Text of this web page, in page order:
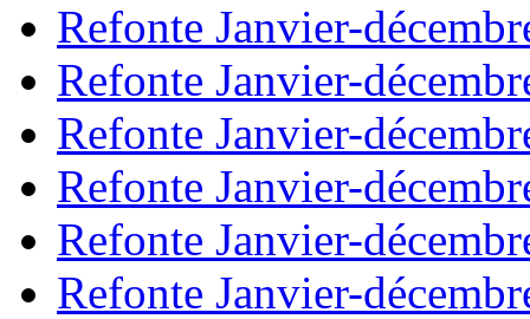
Refonte Janvier-
Refonte Janvier-
Refonte Janvier-
Refonte Janvier-
Refonte Janvier-
Refonte Janvier-